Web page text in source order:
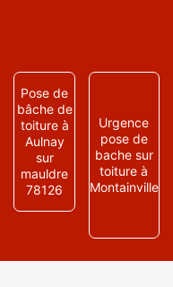
Pose de
bâche de
toiture à
Aulnay
sur
mauldre
78126
Urgence
pose de
bache sur
toiture à
Montainville